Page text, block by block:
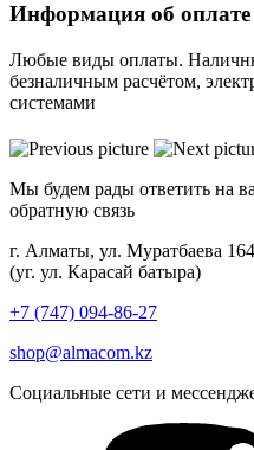
Информация об оплате
Любые виды оплаты.
безналичным расчётом,
системами
Мы будем рады ответить на
обратную связь
г. Алматы, ул. Муратбаева
(уг. ул. Карасай батыра)
+7 (747) 094-86-27
shop@almacom.kz
Социальные сети и